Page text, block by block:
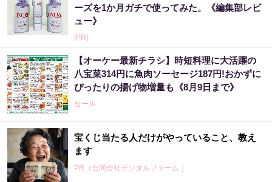
ーズを1か月ガチで使ってみた。《編集部レビ
ュー》
[PR]
【オーケー最新チラシ】時短料理に大活躍の
八宝菜314円に魚肉ソーセージ187円!おかずに
ぴったりの揚げ物増量も《8月9日まで》
セール
宝くじ当たる人だけがやっていること、教え
ます
PR（合同会社デジタルファーム ）